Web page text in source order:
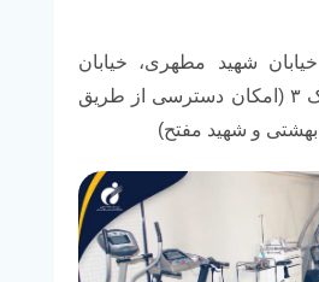
خیابان شهید مطهری، خیابان
میرعماد، کوچه پنجم، پلاک ۳ (امکان دسترسی از طریق
و شهید مفتح)